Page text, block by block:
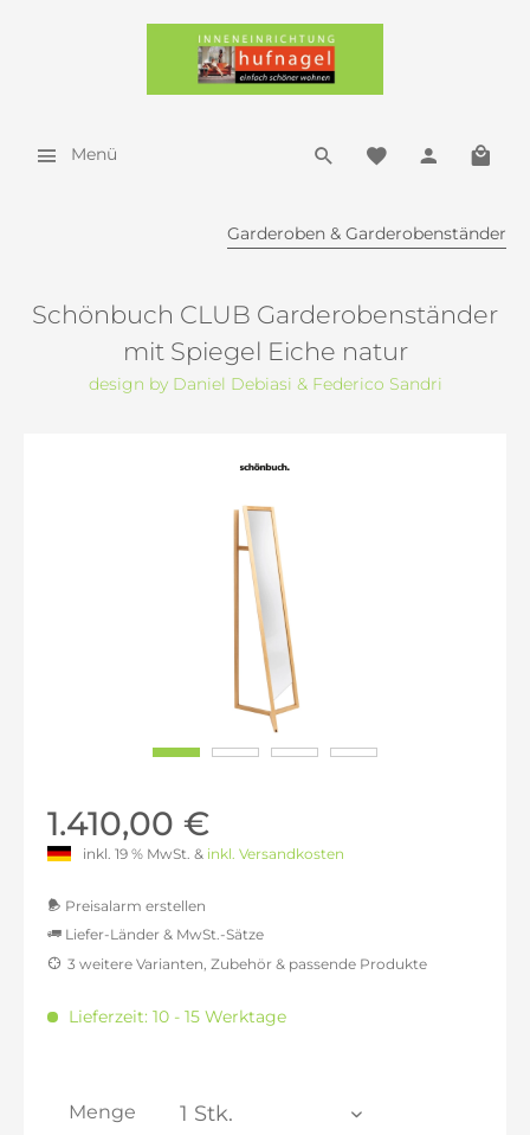
Menü
Garderoben & Garderobenständer
Schönbuch CLUB Garderobenständer
mit Spiegel Eiche natur
design by Daniel Debiasi & Federico Sandri
1.410,00 €
inkl. 19 % MwSt. & inkl. Versandkosten
Preisalarm erstellen
Liefer-Länder & MwSt.-Sätze
inkl. 16% MwSt.: 1.374,45 €
inkl. 20% MwSt.: 1.421,85 €
inkl. 21% MwSt.: 1.433,70 €
inkl. 22% MwSt.: 1.445,55 €
3 weitere Varianten, Zubehör & passende Produkte
Lieferzeit: 10 - 15 Werktage
Menge